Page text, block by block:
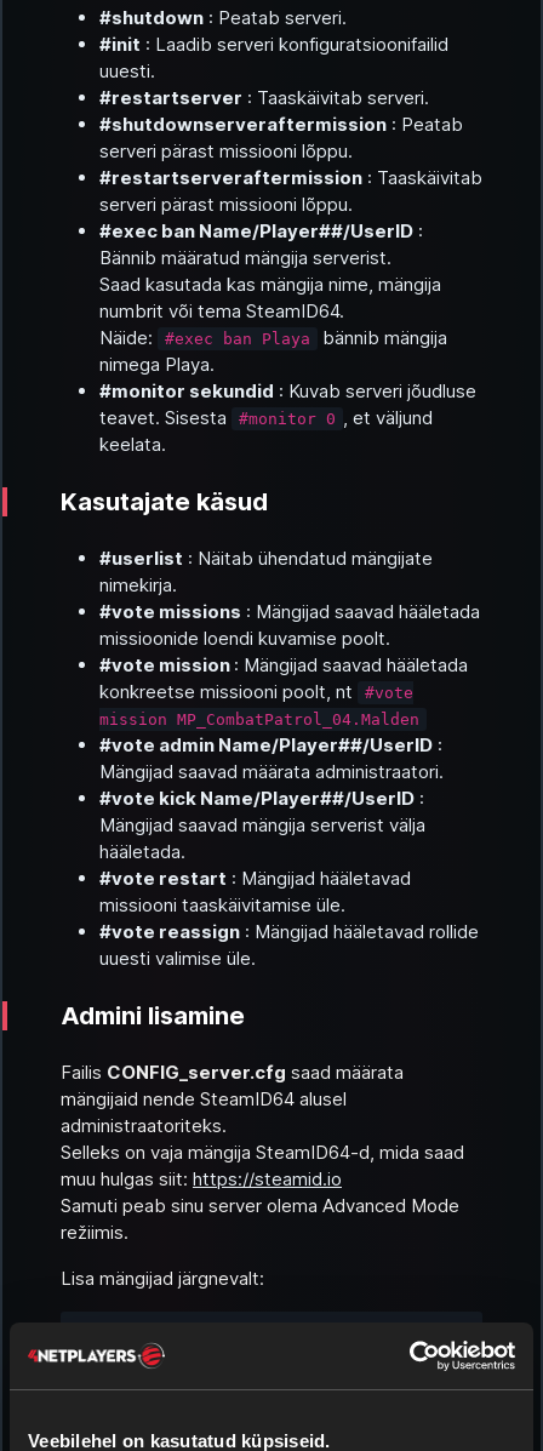
Veebilehel on kasutatud küpsiseid.
#shutdown : Peatab serveri.
#init : Laadib serveri konfiguratsioonifailid
uuesti.
#restartserver : Taaskäivitab serveri.
#shutdownserveraftermission : Peatab
serveri pärast missiooni lõppu.
#restartserveraftermission : Taaskäivitab
serveri pärast missiooni lõppu.
#exec ban Name/Player##/UserID :
Bännib määratud mängija serverist.
Saad kasutada kas mängija nime, mängija
numbrit või tema SteamID64.
Näide:
#exec ban Playa
bännib mängija
nimega Playa.
#monitor sekundid : Kuvab serveri jõudluse
teavet. Sisesta
#monitor 0
, et väljund
keelata.
Kasutajate käsud
#userlist : Näitab ühendatud mängijate
nimekirja.
#vote missions : Mängijad saavad hääletada
missioonide loendi kuvamise poolt.
#vote mission : Mängijad saavad hääletada
konkreetse missiooni poolt, nt
#vote
mission MP_CombatPatrol_04.Malden
#vote admin Name/Player##/UserID :
Mängijad saavad määrata administraatori.
#vote kick Name/Player##/UserID :
Mängijad saavad mängija serverist välja
hääletada.
#vote restart : Mängijad hääletavad
missiooni taaskäivitamise üle.
#vote reassign : Mängijad hääletavad rollide
uuesti valimise üle.
Admini lisamine
Failis CONFIG_server.cfg saad määrata
mängijaid nende SteamID64 alusel
administraatoriteks.
Selleks on vaja mängija SteamID64-d, mida saad
muu hulgas siit: https://steamid.io
Samuti peab sinu server olema Advanced Mode
režiimis.
Lisa mängijad järgnevalt:
Copy
{